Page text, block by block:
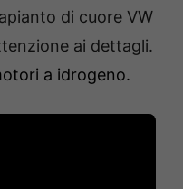
di cuore VW
ai dettagli.
a idrogeno.